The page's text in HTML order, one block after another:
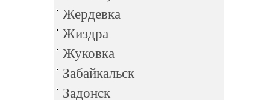
Жердевка
Жиздра
Жуковка
Забайкальск
Задонск